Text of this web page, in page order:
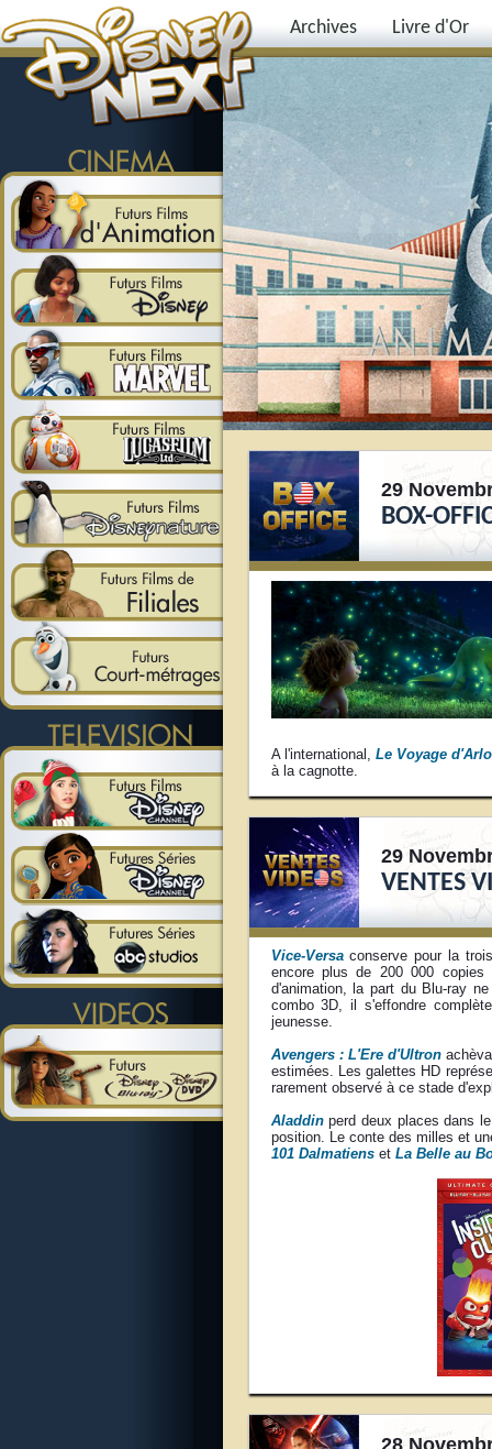
Archives Livre d'Or
29
BOX-
A l'international, Le Voyage d'Arlo
à la cagnotte.
29
VENTES
Vice-Versaconserve pour la
encore plus de 200 000 copies
d'animation, la part du Blu-ray
combo 3D, il s'effondre
jeunesse.
Avengers : L'Ere d'Ultronachèva
estimées. Les galettes HD
rarement observé à ce stade
Aladdinperd deux places dans
position. Le conte des milles et
101 Dalmatienset La Belle au
28